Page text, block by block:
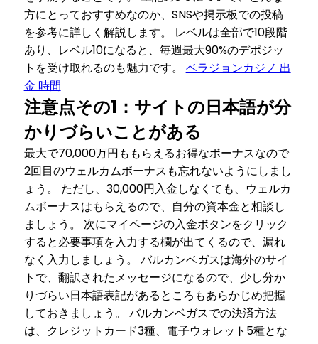
方にとっておすすめなのか、SNSや掲示板での投稿
を参考に詳しく解説します。 レベルは全部で10段階
あり、レベル10になると、毎週最大90%のデポジッ
トを受け取れるのも魅力です。 ベラジョンカジノ 出
金 時間
注意点その1：サイトの日本語が分
かりづらいことがある
最大で70,000万円ももらえるお得なボーナスなので
2回目のウェルカムボーナスも忘れないようにしまし
ょう。 ただし、30,000円入金しなくても、ウェルカ
ムボーナスはもらえるので、自分の資本金と相談し
ましょう。 次にマイページの入金ボタンをクリック
すると必要事項を入力する欄が出てくるので、漏れ
なく入力しましょう。 バルカンベガスは海外のサイ
トで、翻訳されたメッセージになるので、少し分か
りづらい日本語表記があるところもあらかじめ把握
しておきましょう。 バルカンベガスでの決済方法
は、クレジットカード3種、電子ウォレット5種とな